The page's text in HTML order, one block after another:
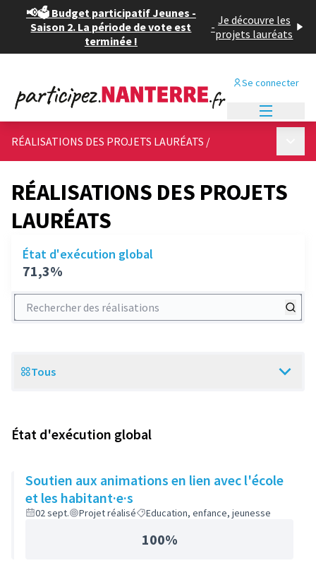
📢🗳️ Budget participatif Jeunes -
Saison 2. La période de vote est
terminée !
- Je découvre les
projets lauréats
Se connecter
RÉALISATIONS DES PROJETS LAURÉATS /
RÉALISATIONS DES PROJETS
LAURÉATS
État d'exécution global
71,3%
Rechercher des réalisations
Scope
Tous
État d'exécution global
Soutien aux animations en lien avec l'école
et les habitant·e·s
02 sept. Projet réalisé Education, enfance, jeunesse
100%